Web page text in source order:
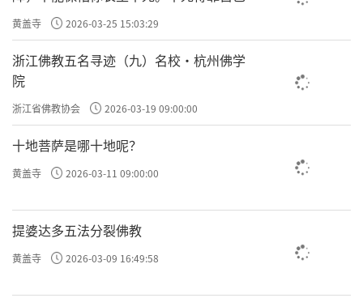
黄盖寺 2026-03-25 15:03:29
浙江佛教五名寻迹（九）名校·杭州佛学
院
浙江省佛教协会 2026-03-19 09:00:00
十地菩萨是哪十地呢？
黄盖寺 2026-03-11 09:00:00
提婆达多五法分裂佛教
黄盖寺 2026-03-09 16:49:58